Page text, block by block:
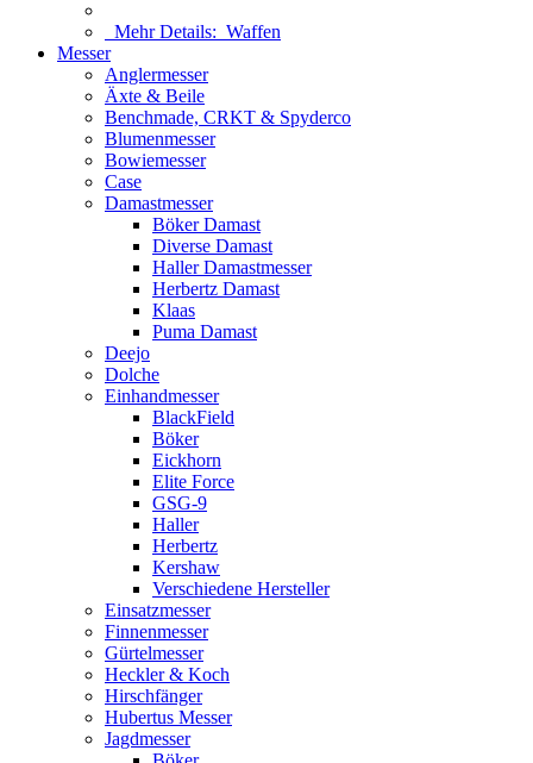
Mehr Details: Waffen
Messer
Anglermesser
Äxte & Beile
Benchmade, CRKT & Spyderco
Blumenmesser
Bowiemesser
Case
Damastmesser
Böker Damast
Diverse Damast
Haller Damastmesser
Herbertz Damast
Klaas
Puma Damast
Deejo
Dolche
Einhandmesser
BlackField
Böker
Eickhorn
Elite Force
GSG-9
Haller
Herbertz
Kershaw
Verschiedene Hersteller
Einsatzmesser
Finnenmesser
Gürtelmesser
Heckler & Koch
Hirschfänger
Hubertus Messer
Jagdmesser